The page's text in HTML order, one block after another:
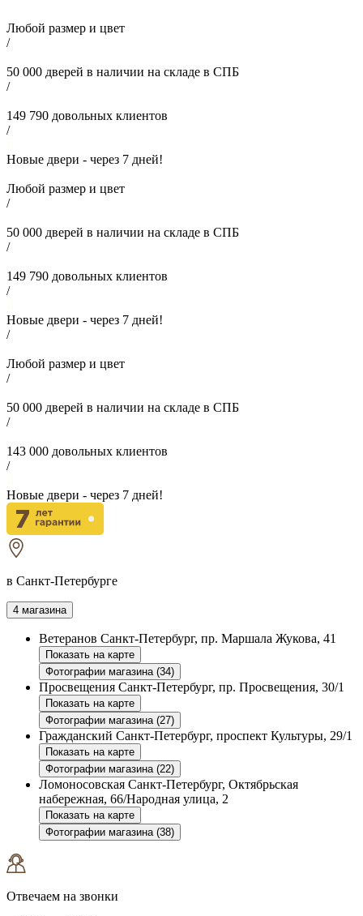
Любой размер и цвет
/
50 000 дверей в наличии на складе в СПБ
/
149 790 довольных клиентов
/
Новые двери - через 7 дней!
Любой размер и цвет
/
50 000 дверей в наличии на складе в СПБ
/
149 790 довольных клиентов
/
Новые двери - через 7 дней!
/
Любой размер и цвет
/
50 000 дверей в наличии на складе в СПБ
/
143 000 довольных клиентов
/
Новые двери - через 7 дней!
в Санкт-Петербурге
4 магазина
Ветеранов Санкт-Петербург, пр. Маршала Жукова, 41
Показать на карте
Фотографии магазина (34)
Просвещения Санкт-Петербург, пр. Просвещения, 30/1
Показать на карте
Фотографии магазина (27)
Гражданский Санкт-Петербург, проспект Культуры, 29/1
Показать на карте
Фотографии магазина (22)
Ломоносовская Санкт-Петербург, Октябрьская
набережная, 66/Народная улица, 2
Показать на карте
Фотографии магазина (38)
Отвечаем на звонки